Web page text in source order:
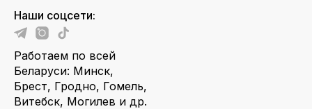
Наши соцсети:
Работаем по всей
Беларуси: Минск,
Брест, Гродно, Гомель,
Витебск, Могилев и др.